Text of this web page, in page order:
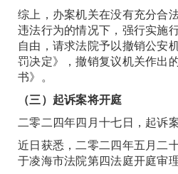
综上，办案机关在没有充分合
违法行为的情况下，强行实施
自由，请求法院予以撤销公安
罚决定》，撤销复议机关作出
书》。
（三）起诉案将开庭
二零二四年四月十七日，起诉案
近日获悉，二零二四年五月二
于凌海市法院第四法庭开庭审理